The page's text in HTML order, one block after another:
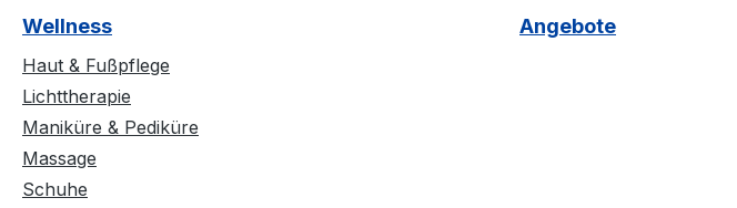
Wellness
Haut & Fußpflege
Lichttherapie
Maniküre & Pediküre
Massage
Schuhe
Angebote